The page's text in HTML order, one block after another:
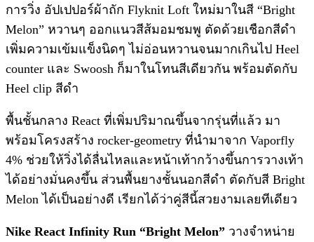
การวิ่ง อัปเปปอร์ผ้าถัก Flyknit Loft ใหม่มาในสี “Bright
Melon” หวานๆ ออกแนวสีส้มอมชมพู ตัดด้วยเชือกสีดำ
เพิ่มความเข้มแข็งนิดๆ ไม่อ่อนหวานจนมากเกินไป Heel
counter และ Swoosh ก็มาในโทนสีเดียวกัน พร้อมตัดกับ
Heel clip สีดำ
พื้นชั้นกลาง React ที่เพิ่มปริมาณขึ้นจากรุ่นที่แล้ว มา
พร้อมโครงสร้าง rocker-geometry ที่นำมาจาก Vaporfly
4% ช่วยให้วิ่งได้ลื่นไหลและหน้าเท้ากว้างขึ้นการวางเท้า
ได้อย่างมั่นคงขึ้น ส่วนพื้นยางชั้นนอกสีดำ ตัดกับสี Bright
Melon ได้เป็นอย่างดี เรียกได้ว่าคู่สีนี้สวยงามเลยทีเดียว
Nike React Infinity Run “Bright Melon” วางจำหน่าย